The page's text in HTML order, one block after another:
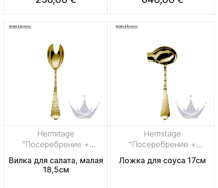
Hermitage
"Посеребрение +
Вилка для салата, малая
18,5см
Hermitage
"Посеребрение +
сплошная позолота"
Ложка для соуса 17см